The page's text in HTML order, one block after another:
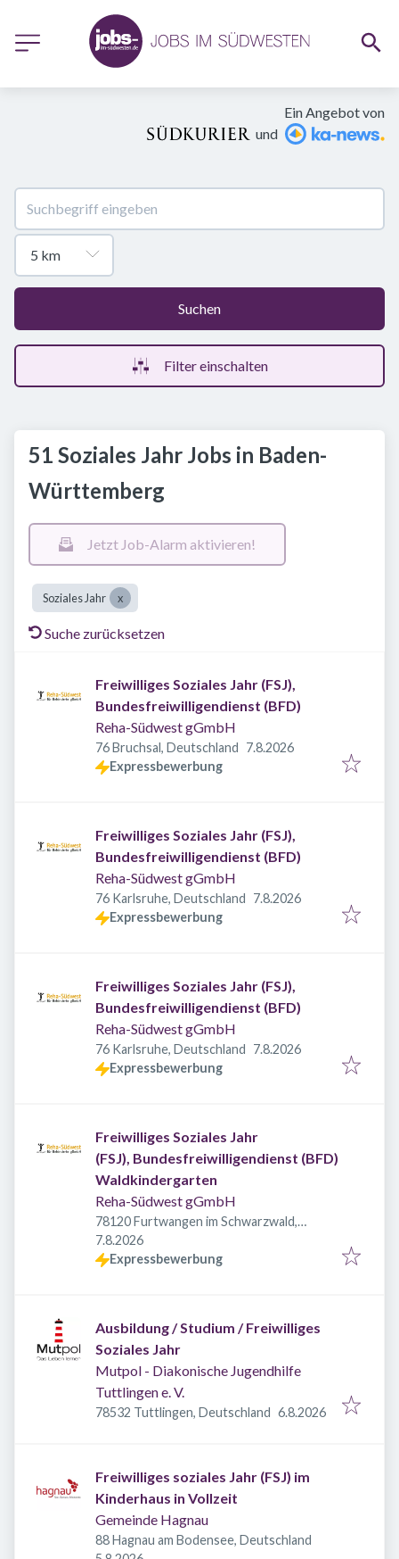
Ein Angebot von
und
Suchen
Filter einschalten
51 Soziales Jahr Jobs in Baden-
Württemberg
Jetzt Job-Alarm aktivieren!
Soziales Jahr
Suche zurücksetzen
Freiwilliges Soziales Jahr (FSJ),
Bundesfreiwilligendienst (BFD)
Reha-Südwest gGmbH
76 Bruchsal, Deutschland Veröffentlicht
7.8.2026
Expressbewerbung
Freiwilliges Soziales Jahr (FSJ),
Bundesfreiwilligendienst (BFD)
Reha-Südwest gGmbH
76 Karlsruhe, Deutschland Veröffentlicht
7.8.2026
Expressbewerbung
Freiwilliges Soziales Jahr (FSJ),
Bundesfreiwilligendienst (BFD)
Reha-Südwest gGmbH
76 Karlsruhe, Deutschland Veröffentlicht
7.8.2026
Expressbewerbung
Freiwilliges Soziales Jahr
(FSJ), Bundesfreiwilligendienst (BFD)
Waldkindergarten
Reha-Südwest gGmbH
78120 Furtwangen im Schwarzwald,
Deutschland
Veröffentlicht
7.8.2026
Expressbewerbung
Ausbildung / Studium / Freiwilliges
Soziales Jahr
Mutpol - Diakonische Jugendhilfe
Tuttlingen e. V.
78532 Tuttlingen, Deutschland Veröffentlicht
6.8.2026
Freiwilliges soziales Jahr (FSJ) im
Kinderhaus in Vollzeit
Gemeinde Hagnau
88 Hagnau am Bodensee, Deutschland